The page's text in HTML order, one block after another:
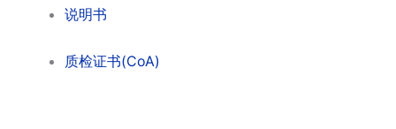
说明书
质检证书(CoA)